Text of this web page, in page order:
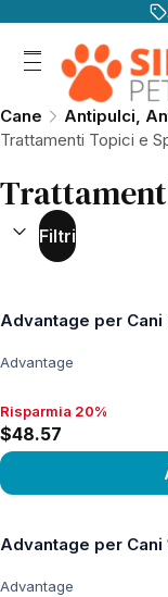
Cane
Antipulci,
Trattamenti Topici e
ORDINA PER:
Filtri
Advantage per
Advantage
Risparmia 20%,
Risparmia 20%
$48.57
Advantage per Cani
Advantage